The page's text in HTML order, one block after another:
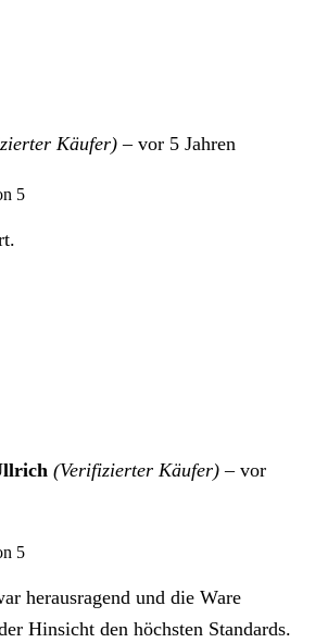
Käufer) – vor 5 Jahren
5
(Verifizierter Käufer) – vor
5
herausragend und die Ware
Hinsicht den höchsten Standards.